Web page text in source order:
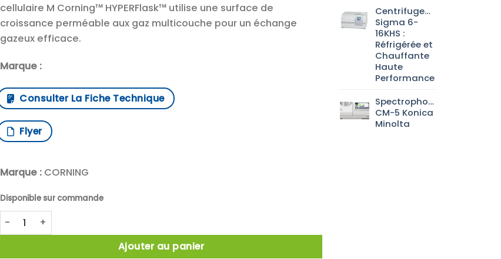
cellulaire M Corning™ HYPERFlask™ utilise une surface de
croissance perméable aux gaz multicouche pour un échange
gazeux efficace.
Marque :
Consulter La Fiche Technique
Flyer
Marque :CORNING
Disponible sur commande
quantité de Corning™ Récipients pour culture cellulaire HYPERFlask™
Ajouter au panier
Centrifugeuse
Sigma 6-
16KHS :
Réfrigérée et
Chauffante
Haute
Performance
Spectrophotomètre
CM-5 Konica
Minolta